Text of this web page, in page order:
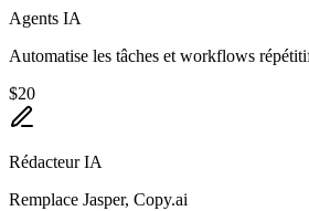
Agents IA
Automatise les tâches et workflows
$20
Rédacteur IA
Remplace Jasper, Copy.ai